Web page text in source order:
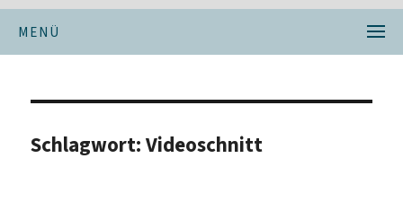
MENÜ
Schlagwort:Videoschnitt